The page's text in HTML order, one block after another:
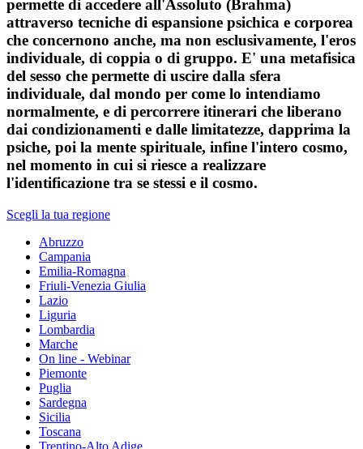
permette di accedere all'Assoluto (Brahma)
attraverso tecniche di espansione psichica e corporea
che concernono anche, ma non esclusivamente, l'eros
individuale, di coppia o di gruppo. E' una metafisica
del sesso che permette di uscire dalla sfera
individuale, dal mondo per come lo intendiamo
normalmente, e di percorrere itinerari che liberano
dai condizionamenti e dalle limitatezze, dapprima la
psiche, poi la mente spirituale, infine l'intero cosmo,
nel momento in cui si riesce a realizzare
l'identificazione tra se stessi e il cosmo.
Scegli la tua regione
Abruzzo
Campania
Emilia-Romagna
Friuli-Venezia Giulia
Lazio
Liguria
Lombardia
Marche
On line - Webinar
Piemonte
Puglia
Sardegna
Sicilia
Toscana
Trentino-Alto Adige